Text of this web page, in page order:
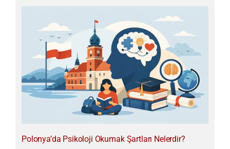
Polonya’da Psikoloji Okumak Şartları Nelerdir?